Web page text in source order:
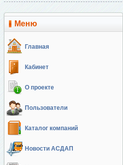
Меню
Главная
Кабинет
О проекте
Пользователи
Каталог компаний
Новости АСДАП